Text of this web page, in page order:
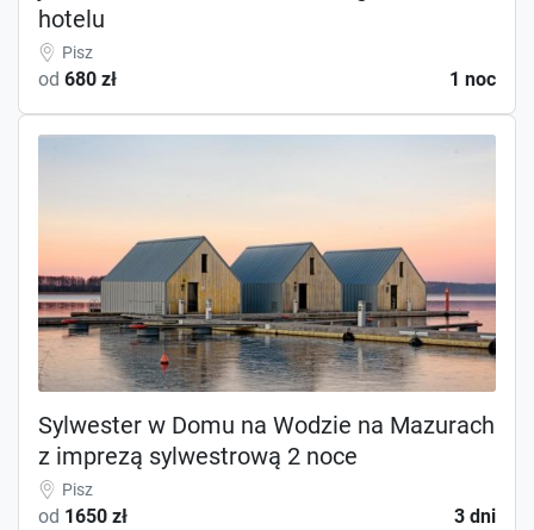
hotelu
Pisz
od 680 zł 1 noc
Sylwester w Domu na Wodzie na Mazurach
z imprezą sylwestrową 2 noce
Pisz
od 1650 zł 3 dni